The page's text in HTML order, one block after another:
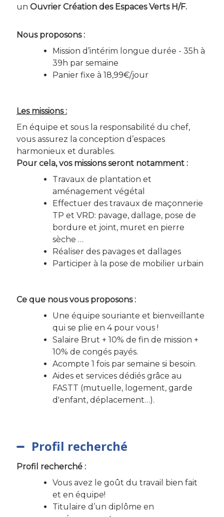
un Ouvrier Création des Espaces Verts H/F.
Nous proposons :
Mission d’intérim longue durée - 35h à
39h par semaine
Panier fixe à 18,99€/jour
Les missions :
En équipe et sous la responsabilité du chef,
vous assurez la conception d’espaces
harmonieux et durables.
Pour cela, vos missions seront notamment :
Travaux de plantation et
aménagement végétal
Effectuer des travaux de maçonnerie
TP et VRD: pavage, dallage, pose de
bordure et joint, muret en pierre
sèche …
Réaliser des pavages et dallages
Participer à la pose de mobilier urbain
Ce que nous vous proposons :
Une équipe souriante et bienveillante
qui se plie en 4 pour vous !
Salaire Brut + 10% de fin de mission +
10% de congés payés.
Acompte 1 fois par semaine si besoin.
Aides et services dédiés grâce au
FASTT (mutuelle, logement, garde
d'enfant, déplacement…).
Profil recherché
Profil recherché :
Vous avez le goût du travail bien fait
et en équipe!
Titulaire d’un diplôme en